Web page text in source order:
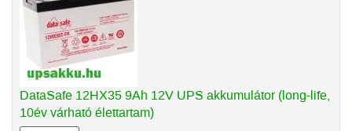
DataSafe 12HX35 9Ah 12V UPS akkumulátor (long-life,
10év várható élettartam)